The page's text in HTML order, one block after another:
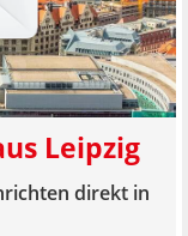
Leipzig
direkt in